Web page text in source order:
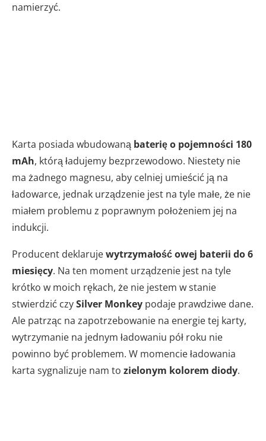
namierzyć.
Karta posiada wbudowaną baterię o pojemności 180
mAh, którą ładujemy bezprzewodowo. Niestety nie
ma żadnego magnesu, aby celniej umieścić ją na
ładowarce, jednak urządzenie jest na tyle małe, że nie
miałem problemu z poprawnym położeniem jej na
indukcji.
Producent deklarujewytrzymałość owej baterii do 6
miesięcy. Na ten moment urządzenie jest na tyle
krótko w moich rękach, że nie jestem w stanie
stwierdzić czySilver Monkey podaje prawdziwe dane.
Ale patrząc na zapotrzebowanie na energie tej karty,
wytrzymanie na jednym ładowaniu pół roku nie
powinno być problemem. W momencie ładowania
karta sygnalizuje nam to zielonym kolorem diody.